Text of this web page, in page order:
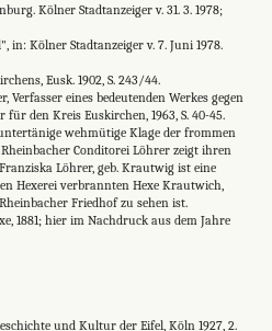
Kölner Stadtanzeiger v. 31. 3. 1978;
Kölner Stadtanzeiger v. 7. Juni 1978.
Eusk. 1902, S. 243/44.
eines bedeutenden Werkes gegen
für den Kreis Euskirchen, 1963, S. 40-45.
wehmütige Klage der frommen
Conditorei Löhrer zeigt ihren
Löhrer, geb. Krautwig ist eine
Hexerei verbrannten Hexe Krautwich,
Friedhof zu sehen ist.
1881; hier im Nachdruck aus dem Jahre
und Kultur der Eifel, Köln 1927, 2.